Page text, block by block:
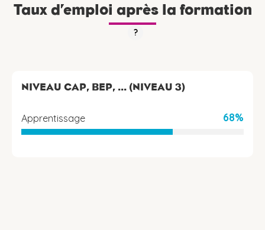
Taux d’emploi après la formation
?
NIVEAU CAP, BEP, ... (NIVEAU 3)
Apprentissage 68%